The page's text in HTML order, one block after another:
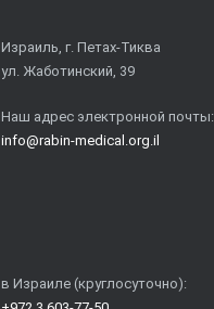
Израиль, г. Петах-Тиква
ул. Жаботинский, 39
Наш адрес электронной почты:
info@rabin-medical.org.il
в Израиле (круглосуточно):